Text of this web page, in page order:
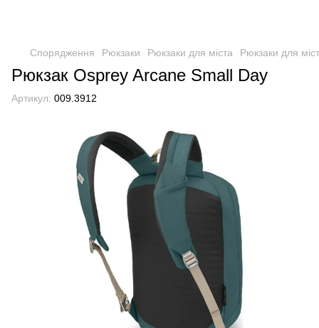
Спорядження Рюкзаки Рюкзаки для міста Рюкзаки для
Рюкзак Osprey Arcane Small Day
Артикул: 009.3912